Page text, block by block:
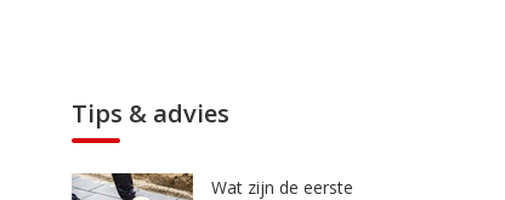
Tips & advies
Wat zijn de eerste